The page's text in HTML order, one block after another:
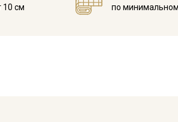
10 см
по